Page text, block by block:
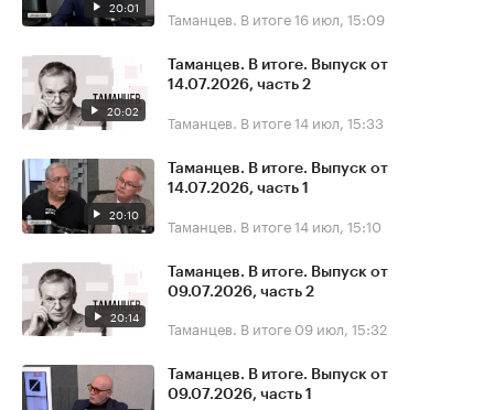
20:01 Таманцев. В итоге16 июл, 15:09
20:02
Таманцев. В итоге. Выпуск от
14.07.2026, часть 2
Таманцев. В итоге14 июл, 15:33
20:10
Таманцев. В итоге. Выпуск от
14.07.2026, часть 1
Таманцев. В итоге14 июл, 15:10
20:14
Таманцев. В итоге. Выпуск от
09.07.2026, часть 2
Таманцев. В итоге 09 июл, 15:32
Таманцев. В итоге. Выпуск от
09.07.2026, часть 1